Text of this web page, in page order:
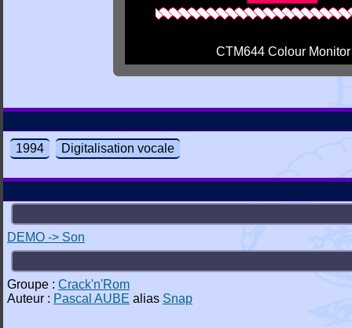
CTM644 Colour Monitor
1994 Digitalisation vocale
DEMO -> Son
Groupe : Crack'n'Rom
Auteur : Pascal AUBE alias Snap